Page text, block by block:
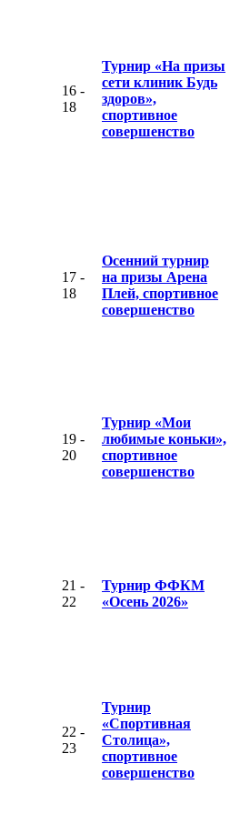
16 -
18
Турнир «На призы
сети клиник Будь
здоров»,
спортивное
совершенство
17 -
18
Осенний турнир
на призы Арена
Плей, спортивное
совершенство
19 -
20
Турнир «Мои
любимые коньки»,
спортивное
совершенство
21 -
22
Турнир ФФКМ
«Осень 2026»
22 -
23
Турнир
«Спортивная
Столица»,
спортивное
совершенство